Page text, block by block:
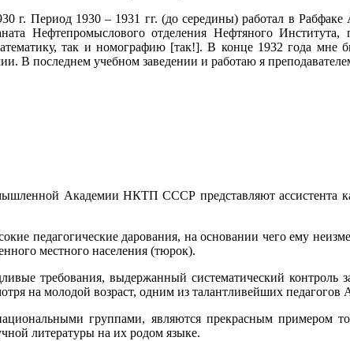
г. Период 1930 – 1931 гг. (до середины) работал в
Нефтепромыслового отделения Нефтяного Института,
так и номографию [так!]. В конце 1932 года мне
В последнем учебном заведении и работаю я
Академии НКТП СССР представляют ассистента
педагогические дарования, на основании чего ему
местного населения (тюрок).
требования, выдержанный систематический контроль
на молодой возраст, одним из талантливейших педагогов
группами, являются прекрасным примером
литературы на их родом языке.